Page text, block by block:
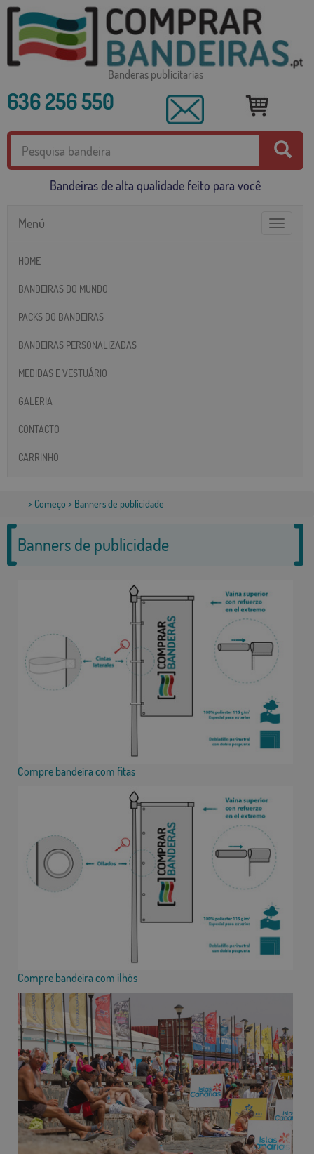
Banderas publicitarias
636 256 550
Bandeiras de alta qualidade feito para você
Toggle
Menú
HOME
BANDEIRAS DO MUNDO
PACKS DO BANDEIRAS
BANDEIRAS PERSONALIZADAS
MEDIDAS E VESTUÁRIO
GALERIA
CONTACTO
CARRINHO
> Começo > Banners de publicidade
Banners de publicidade
Compre bandeira com fitas
Compre bandeira com ilhós